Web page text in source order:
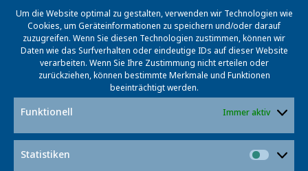
Um die Website optimal zu gestalten, verwenden wir Technologien wie
Cookies, um Geräteinformationen zu speichern und/oder darauf
zuzugreifen. Wenn Sie diesen Technologien zustimmen, können wir
Daten wie das Surfverhalten oder eindeutige IDs auf dieser Website
verarbeiten. Wenn Sie Ihre Zustimmung nicht erteilen oder
zurückziehen, können bestimmte Merkmale und Funktionen
beeinträchtigt werden.
Funktionell Immer aktiv
Statistiken
Models, die Enabler für neue Geschäftsmodelle sind und
zugleich Konformität mit der europäischen KI- und
Datenschutzgrundverordnung erzielen sollten. Auch
Kompetenzen zur Implementierung, Verwaltung und
Verbesserung von KI-Modellen im industriellen Kontext
sowie die Entwicklung maßgeschneiderter KI-Services
für Unternehmen, Verwaltung und Gesellschaft bis hin
Bildungskette gilt es zu fördern. Zudem spielen Open-
Source-Ansätze eine besondere Rolle, fördern sie doch